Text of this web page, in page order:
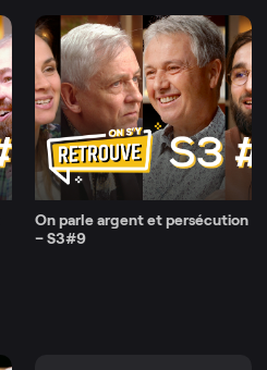
On parle argent et persécution
– S3#9